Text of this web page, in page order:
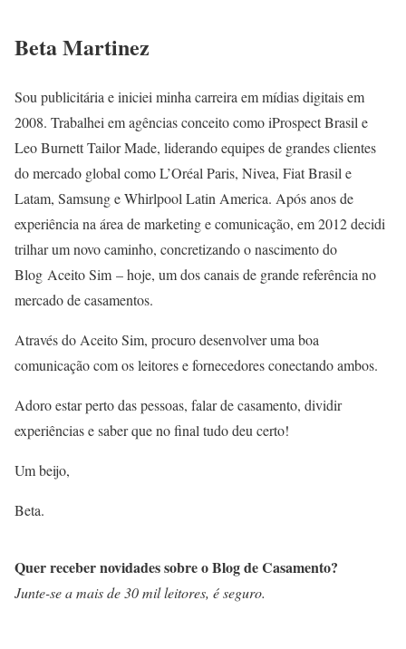
Beta Martinez
Sou publicitária e iniciei minha carreira em mídias digitais em
2008. Trabalhei em agências conceito como iProspect Brasil e
Leo Burnett Tailor Made, liderando equipes de grandes clientes
do mercado global como L’Oréal Paris, Nivea, Fiat Brasil e
Latam, Samsung e Whirlpool Latin America. Após anos de
experiência na área de marketing e comunicação, em 2012 decidi
trilhar um novo caminho, concretizando o nascimento do
Blog Aceito Sim – hoje, um dos canais de grande referência no
mercado de casamentos.
Através do Aceito Sim, procuro desenvolver uma boa
comunicação com os leitores e fornecedores conectando ambos.
Adoro estar perto das pessoas, falar de casamento, dividir
experiências e saber que no final tudo deu certo!
Um beijo,
Beta.
Quer receber novidades sobre o Blog de Casamento?
Junte-se a mais de 30 mil leitores, é seguro.